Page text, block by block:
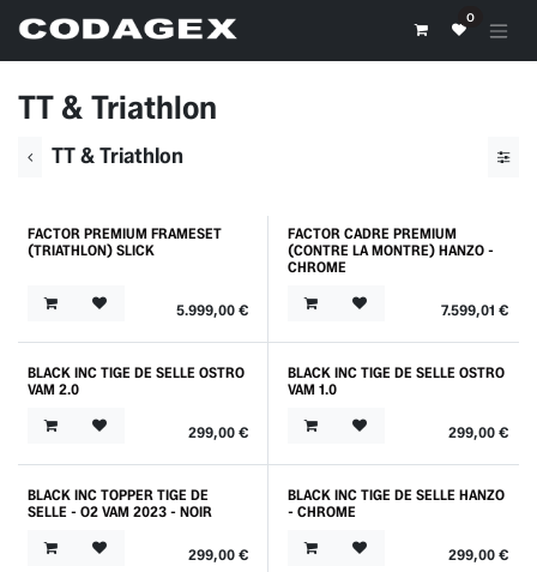
0
TT & Triathlon
TT & Triathlon
FACTOR PREMIUM FRAMESET
(TRIATHLON) SLICK
5.999,00€
FACTOR CADRE PREMIUM
(CONTRE LA MONTRE) HANZO -
CHROME
7.599,01 €
BLACK INC TIGE DE SELLE OSTRO
VAM 2.0
299,00€
BLACK INC TIGE DE SELLE OSTRO
VAM 1.0
299,00€
BLACK INC TOPPER TIGE DE
SELLE - O2 VAM 2023 - NOIR
299,00€
BLACK INC TIGE DE SELLE HANZO
- CHROME
299,00€